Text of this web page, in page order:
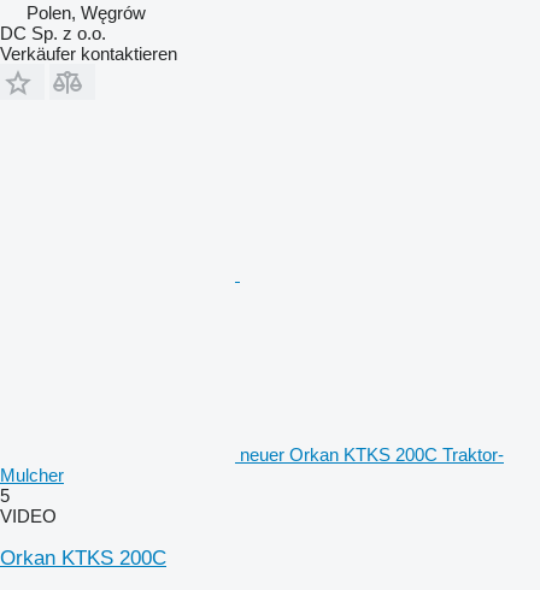
Polen, Węgrów
DC Sp. z o.o.
Verkäufer kontaktieren
neuer Orkan KTKS 200C Traktor-
Mulcher
5
VIDEO
Orkan KTKS 200C